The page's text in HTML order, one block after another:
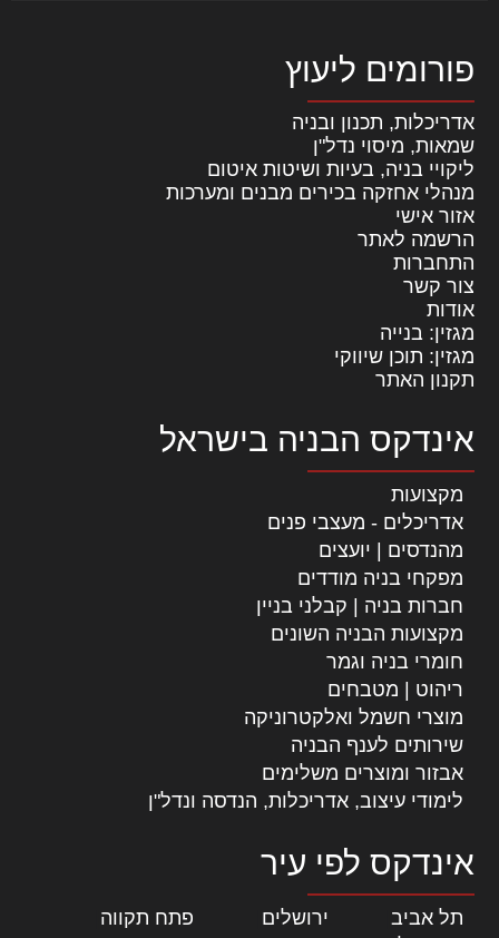
פורומים ליעוץ
אדריכלות, תכנון ובניה
שמאות, מיסוי נדל"ן
ליקויי בניה, בעיות ושיטות איטום
מנהלי אחזקה בכירים מבנים ומערכות
אזור אישי
הרשמה לאתר
התחברות
צור קשר
אודות
מגזין: בנייה
מגזין: תוכן שיווקי
תקנון האתר
אינדקס הבניה בישראל
מקצועות
אדריכלים - מעצבי פנים
מהנדסים | יועצים
מפקחי בניה מודדים
חברות בניה | קבלני בניין
מקצועות הבניה השונים
חומרי בניה וגמר
ריהוט | מטבחים
מוצרי חשמל ואלקטרוניקה
שירותים לענף הבניה
אבזור ומוצרים משלימים
לימודי עיצוב, אדריכלות, הנדסה ונדל"ן
אינדקס לפי עיר
תל אביב ירושלים פתח תקווה